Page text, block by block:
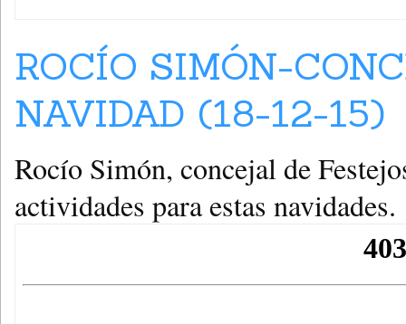
ROCÍO SIMÓN-
NAVIDAD (18-12-15)
Rocío Simón, concejal de
actividades para estas navidades.